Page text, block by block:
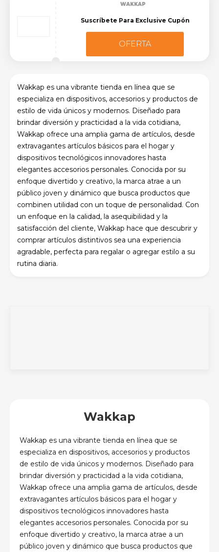
WAKKAP
Suscríbete Para Exclusive Cupón
OFERTA
Wakkap es una vibrante tienda en línea que se
especializa en dispositivos, accesorios y productos de
estilo de vida únicos y modernos. Diseñado para
brindar diversión y practicidad a la vida cotidiana,
Wakkap ofrece una amplia gama de artículos, desde
extravagantes artículos básicos para el hogar y
dispositivos tecnológicos innovadores hasta
elegantes accesorios personales. Conocida por su
enfoque divertido y creativo, la marca atrae a un
público joven y dinámico que busca productos que
combinen utilidad con un toque de personalidad. Con
un enfoque en la calidad, la asequibilidad y la
satisfacción del cliente, Wakkap hace que descubrir y
comprar artículos distintivos sea una experiencia
agradable, perfecta para regalar o agregar estilo a su
rutina diaria.
Wakkap
Wakkap es una vibrante tienda en línea que se
especializa en dispositivos, accesorios y productos
de estilo de vida únicos y modernos. Diseñado para
brindar diversión y practicidad a la vida cotidiana,
Wakkap ofrece una amplia gama de artículos, desde
extravagantes artículos básicos para el hogar y
dispositivos tecnológicos innovadores hasta
elegantes accesorios personales. Conocida por su
enfoque divertido y creativo, la marca atrae a un
público joven y dinámico que busca productos que